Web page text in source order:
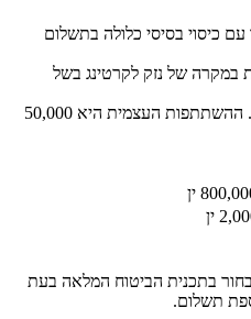
כיסוי בסיסי כלולה בתשלום
של נזק לקרטינג בשל
שריטות, נהיגה לא זהירה או תאונות. ההשתתפות העצמית היא 50,000
בתכנית הביטוח המלאה בעת
תשלום.